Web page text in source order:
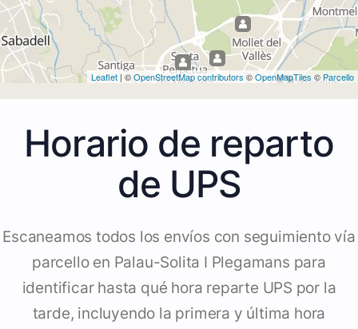
Leaflet | ©OpenStreetMap contributors ©OpenMapTiles © Parcello
Horario de reparto
de UPS
Escaneamos todos los envíos con seguimiento vía
parcello en Palau-Solita I Plegamans para
identificar hasta qué hora reparte UPS por la
tarde, incluyendo la primera y última hora